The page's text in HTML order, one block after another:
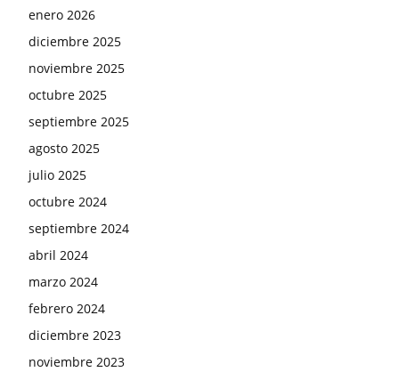
enero 2026
diciembre 2025
noviembre 2025
octubre 2025
septiembre 2025
agosto 2025
julio 2025
octubre 2024
septiembre 2024
abril 2024
marzo 2024
febrero 2024
diciembre 2023
noviembre 2023